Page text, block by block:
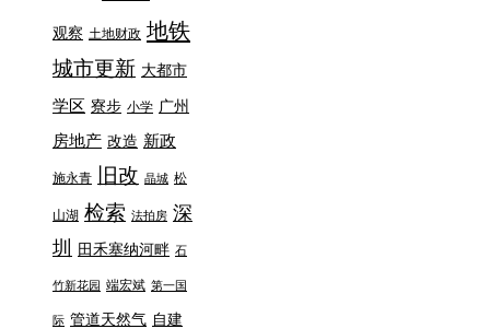
观察 土地财政 地铁
城市更新 大都市
学区 寮步 小学 广州
房地产 改造 新政
施永青 旧改 晶城 松
山湖 检索 法拍房 深
圳
田禾塞纳河畔 石
竹新花园 端宏斌 第一国
际 管道天然气 自建